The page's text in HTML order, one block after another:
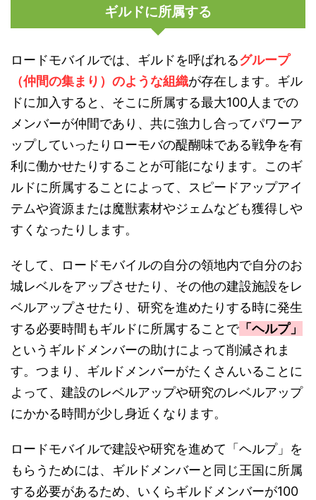
ギルドに所属する
ロードモバイルでは、ギルドを呼ばれるグループ
（仲間の集まり）のような組織が存在します。ギル
ドに加入すると、そこに所属する最大100人までの
メンバーが仲間であり、共に強力し合ってパワーア
ップしていったりローモバの醍醐味である戦争を有
利に働かせたりすることが可能になります。このギ
ルドに所属することによって、スピードアップアイ
テムや資源または魔獣素材やジェムなども獲得しや
すくなったりします。
そして、ロードモバイルの自分の領地内で自分のお
城レベルをアップさせたり、その他の建設施設をレ
ベルアップさせたり、研究を進めたりする時に発生
する必要時間もギルドに所属することで 「ヘルプ」
というギルドメンバーの助けによって削減されま
す。つまり、ギルドメンバーがたくさんいることに
よって、建設のレベルアップや研究のレベルアップ
にかかる時間が少し身近くなります。
ロードモバイルで建設や研究を進めて「ヘルプ」を
もらうためには、ギルドメンバーと同じ王国に所属
する必要があるため、いくらギルドメンバーが100